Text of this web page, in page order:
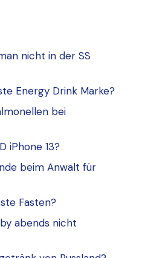
nicht in der SS
Energy Drink Marke?
bei
iPhone 13?
beim Anwalt für
Fasten?
abends nicht